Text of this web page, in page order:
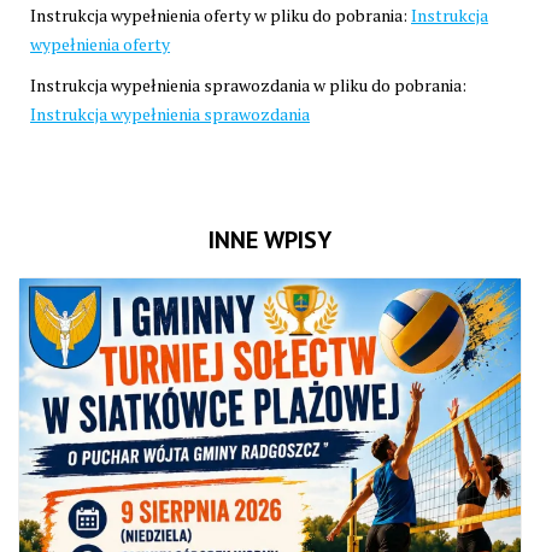
Instrukcja wypełnienia oferty w pliku do pobrania: Instrukcja
wypełnienia oferty
Instrukcja wypełnienia sprawozdania w pliku do pobrania:
Instrukcja wypełnienia sprawozdania
INNE WPISY